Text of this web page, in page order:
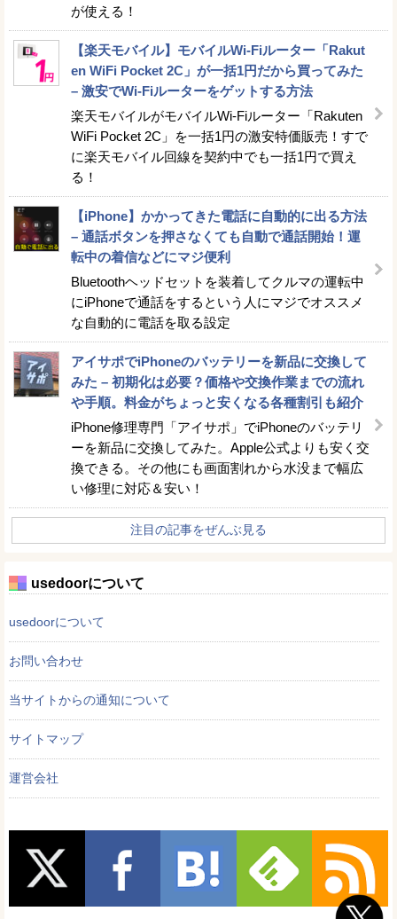
が使える！
【楽天モバイル】モバイルWi-Fiルーター「Rakut
en WiFi Pocket 2C」が一括1円だから買ってみた
– 激安でWi-Fiルーターをゲットする方法
楽天モバイルがモバイルWi-Fiルーター「Rakuten
WiFi Pocket 2C」を一括1円の激安特価販売！すで
に楽天モバイル回線を契約中でも一括1円で買え
る！
【iPhone】かかってきた電話に自動的に出る方法
– 通話ボタンを押さなくても自動で通話開始！運
転中の着信などにマジ便利
Bluetoothヘッドセットを装着してクルマの運転中
にiPhoneで通話をするという人にマジでオススメ
な自動的に電話を取る設定
アイサポでiPhoneのバッテリーを新品に交換して
みた – 初期化は必要？価格や交換作業までの流れ
や手順。料金がちょっと安くなる各種割引も紹介
iPhone修理専門「アイサポ」でiPhoneのバッテリ
ーを新品に交換してみた。Apple公式よりも安く交
換できる。その他にも画面割れから水没まで幅広
い修理に対応＆安い！
注目の記事をぜんぶ見る
usedoorについて
usedoorについて
お問い合わせ
当サイトからの通知について
サイトマップ
運営会社